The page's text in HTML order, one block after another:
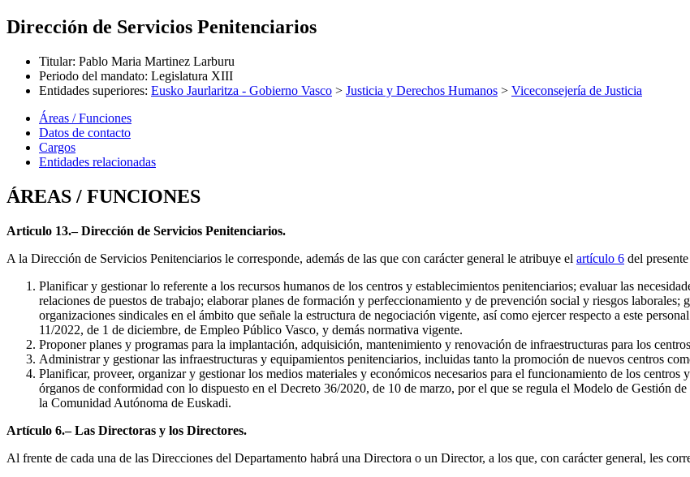
Dirección de Servicios Penitenciarios
Titular: Pablo Maria Martinez Larburu
Periodo del mandato: Legislatura XIII
Entidades superiores: Eusko Jaurlaritza - Gobierno Vasco > Justicia y Derechos Humanos > Viceconsejería de Justicia
Áreas / Funciones
Datos de contacto
Cargos
Entidades relacionadas
ÁREAS / FUNCIONES
Articulo 13.– Dirección de Servicios Penitenciarios.
A la Dirección de Servicios Penitenciarios le corresponde, además de las que con carácter general le atribuye el artículo 6 del
Planificar y gestionar lo referente a los recursos humanos de los centros y establecimientos penitenciarios; evaluar las
relaciones de puestos de trabajo; elaborar planes de formación y perfeccionamiento y de prevención social y riesgos
organizaciones sindicales en el ámbito que señale la estructura de negociación vigente, así como ejercer respecto a este
11/2022, de 1 de diciembre, de Empleo Público Vasco, y demás normativa vigente.
Proponer planes y programas para la implantación, adquisición, mantenimiento y renovación de infraestructuras para los
Administrar y gestionar las infraestructuras y equipamientos penitenciarios, incluidas tanto la promoción de nuevos centros
Planificar, proveer, organizar y gestionar los medios materiales y económicos necesarios para el funcionamiento de los
órganos de conformidad con lo dispuesto en el Decreto 36/2020, de 10 de marzo, por el que se regula el Modelo de Gestión
la Comunidad Autónoma de Euskadi.
Artículo 6.– Las Directoras y los Directores.
Al frente de cada una de las Direcciones del Departamento habrá una Directora o un Director, a los que, con carácter general, les